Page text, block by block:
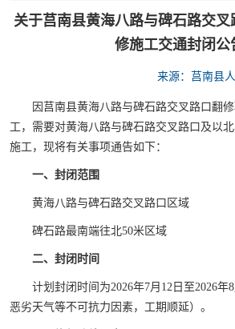
关于莒南县黄海八路与碑石路交叉
修施工交通封闭公
来源：莒南县
因莒南县黄海八路与碑石路交叉路口翻
工，需要对黄海八路与碑石路交叉路口及以
施工，现将有关事项通告如下：
一、 封闭范围
黄海八路与碑石路交叉路口区域
碑石路最南端往北50米区域
二、 封闭时间
计划封闭时间为2026年7月12日至2026年
恶劣天气等不可抗力因素，工期顺延）。